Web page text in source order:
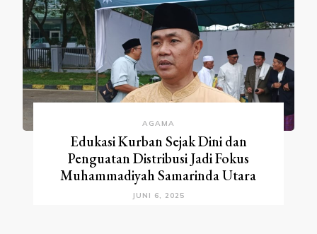
AGAMA
Edukasi Kurban Sejak Dini dan
Penguatan Distribusi Jadi Fokus
Muhammadiyah Samarinda Utara
JUNI 6, 2025